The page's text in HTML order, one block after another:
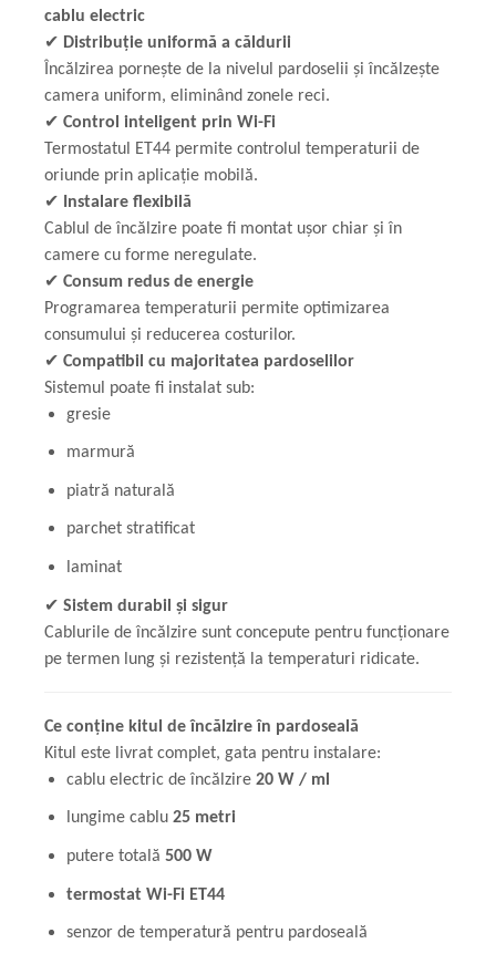
cablu electric
✔ Distribuție uniformă a căldurii
Încălzirea pornește de la nivelul pardoselii și încălzește
camera uniform, eliminând zonele reci.
✔ Control inteligent prin Wi-Fi
Termostatul ET44 permite controlul temperaturii de
oriunde prin aplicație mobilă.
✔
Instalare flexibilă
Cablul de încălzire poate fi montat ușor chiar și în
camere cu forme neregulate.
✔ Consum redus de energie
Programarea temperaturii permite optimizarea
consumului și reducerea costurilor.
✔ Compatibil cu majoritatea pardoselilor
Sistemul poate fi instalat sub:
gresie
marmură
piatră naturală
parchet stratificat
laminat
✔ Sistem durabil și sigur
Cablurile de încălzire sunt concepute pentru funcționare
pe termen lung și rezistență la temperaturi ridicate.
Ce conține kitul de încălzire în pardoseală
Kitul este livrat complet, gata pentru instalare:
cablu electric de încălzire 20 W / ml
lungime cablu 25 metri
putere totală 500 W
termostat Wi-Fi ET44
senzor de temperatură pentru pardoseală